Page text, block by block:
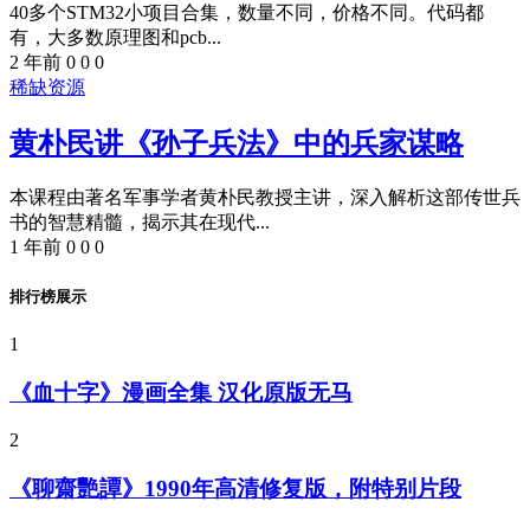
40多个STM32小项目合集，数量不同，价格不同。代码都
有，大多数原理图和pcb...
2 年前 0 0 0
稀缺资源
黄朴民讲《孙子兵法》中的兵家谋略​
本课程由著名军事学者黄朴民教授主讲，深入解析这部传世兵
书的智慧精髓，揭示其在现代...
1 年前 0 0 0
排行榜展示
1
《血十字》漫画全集 汉化原版无马
2
《聊齋艷譚》1990年高清修复版，附特别片段